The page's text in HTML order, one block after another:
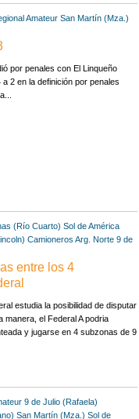
Amateur San Martín (Mza.)
por penales con El Linqueño
2 en la definición por penales
(Río Cuarto) Sol de América
Camioneros Arg. Norte 9 de
entre los 4
estudia la posibilidad de disputar
el Federal A podria
y jugarse en 4 subzonas de 9
9 de Julio (Rafaela)
San Martín (Mza.) Sol de